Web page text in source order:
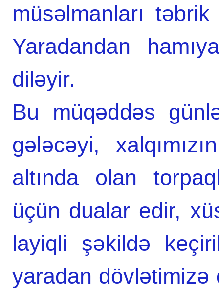
müsəlmanları
Yaradandan
diləyir.
Bu müqəddəs
gələcəyi,
altında olan
üçün dualar edir,
layiqli şəkildə
yaradan dövlətimizə